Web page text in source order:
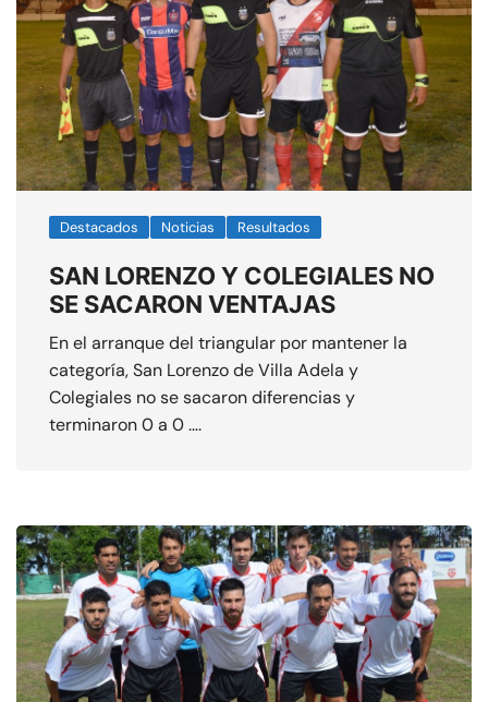
Destacados Noticias Resultados
SAN LORENZO Y COLEGIALES NO
SE SACARON VENTAJAS
En el arranque del triangular por mantener la
categoría, San Lorenzo de Villa Adela y
Colegiales no se sacaron diferencias y
terminaron 0 a 0 ….